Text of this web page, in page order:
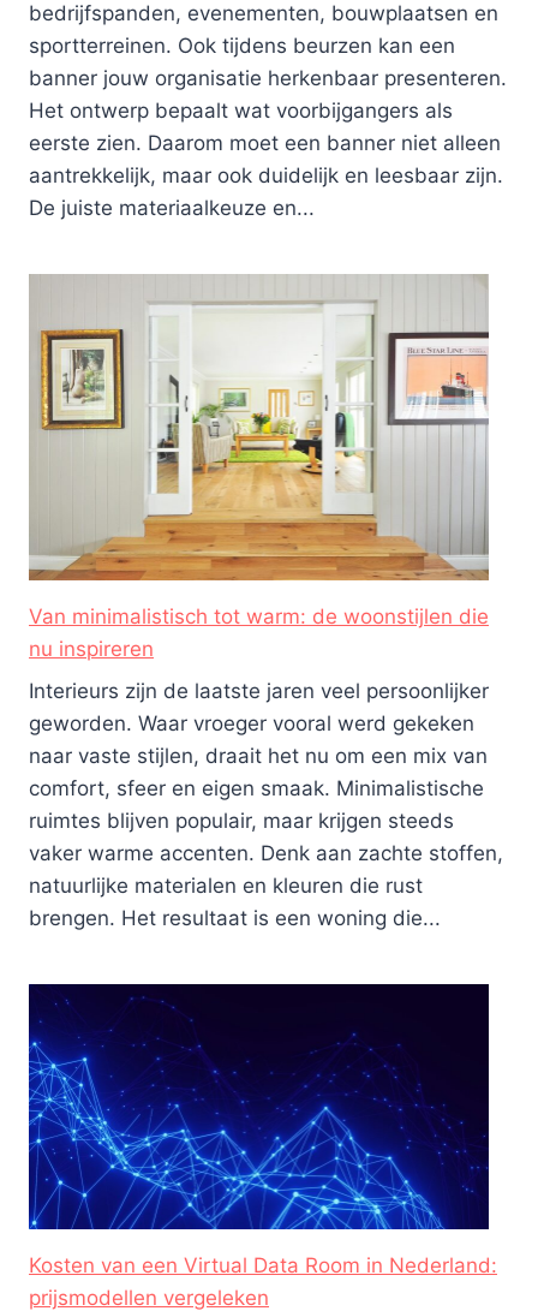
bedrijfspanden, evenementen, bouwplaatsen en
sportterreinen. Ook tijdens beurzen kan een
banner jouw organisatie herkenbaar presenteren.
Het ontwerp bepaalt wat voorbijgangers als
eerste zien. Daarom moet een banner niet alleen
aantrekkelijk, maar ook duidelijk en leesbaar zijn.
De juiste materiaalkeuze en...
Van minimalistisch tot warm: de woonstijlen die
nu inspireren
Interieurs zijn de laatste jaren veel persoonlijker
geworden. Waar vroeger vooral werd gekeken
naar vaste stijlen, draait het nu om een mix van
comfort, sfeer en eigen smaak. Minimalistische
ruimtes blijven populair, maar krijgen steeds
vaker warme accenten. Denk aan zachte stoffen,
natuurlijke materialen en kleuren die rust
brengen. Het resultaat is een woning die...
Kosten van een Virtual Data Room in Nederland:
prijsmodellen vergeleken